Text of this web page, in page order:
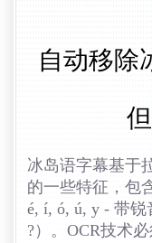
自动移除
冰岛语字幕基于
的一些特征，包
é, í, ó, ú, y - 带锐
?）。OCR技术